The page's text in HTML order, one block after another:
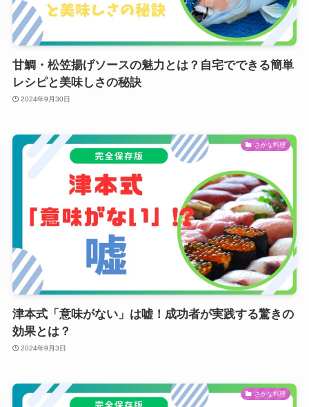
甘鯛・松笠揚げソースの魅力とは？自宅でできる簡単
レシピと美味しさの秘訣
2024年9月30日
さかな料理
津本式「意味がない」は嘘！成功者が実践する驚きの
効果とは？
2024年9月3日
さかな料理